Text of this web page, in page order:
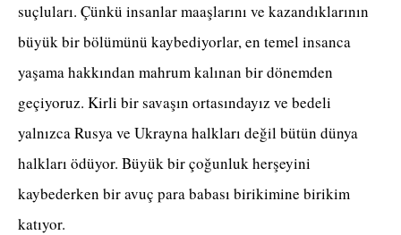
suçluları. Çünkü insanlar maaşlarını ve kazandıklarının
büyük bir bölümünü kaybediyorlar, en temel insanca
yaşama hakkından mahrum kalınan bir dönemden
geçiyoruz. Kirli bir savaşın ortasındayız ve bedeli
yalnızca Rusya ve Ukrayna halkları değil bütün dünya
halkları ödüyor. Büyük bir çoğunluk herşeyini
kaybederken bir avuç para babası birikimine birikim
katıyor.